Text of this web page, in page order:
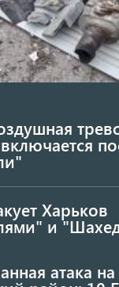
Харьков
и
атака на